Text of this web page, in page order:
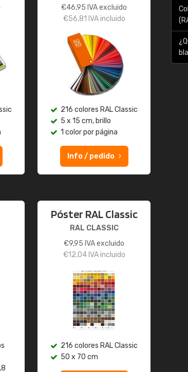
€46,95 IVA excluido
€56,81 IVA incluido
216 colores RAL Classic
5 x 15 cm, brillo
1 color por página
Info / pedido
Póster RAL Classic
RAL CLASSIC
€9,95 IVA excluido
€12,04IVA incluido
216 colores RAL Classic
50 x 70 cm